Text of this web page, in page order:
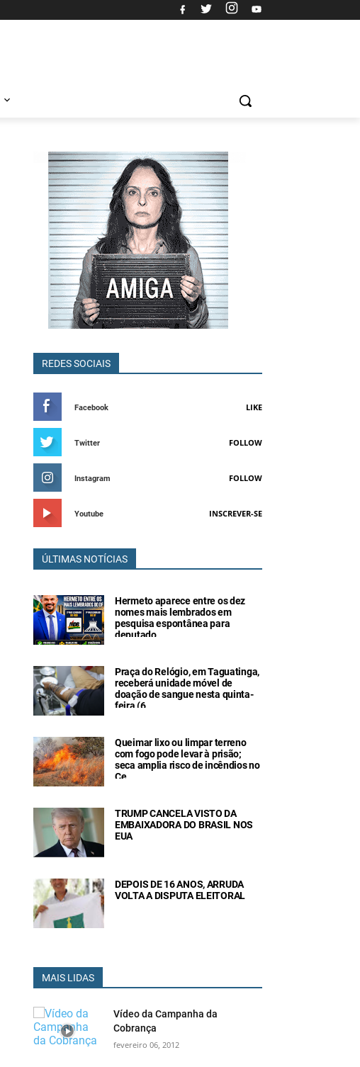
REDES SOCIAIS
Facebook LIKE
Twitter FOLLOW
Instagram FOLLOW
Youtube INSCREVER-SE
ÚLTIMAS NOTÍCIAS
Hermeto aparece entre os dez
nomes mais lembrados em
pesquisa espontânea para
deputado
Praça do Relógio, em Taguatinga,
receberá unidade móvel de
doação de sangue nesta quinta-
feira (6
Queimar lixo ou limpar terreno
com fogo pode levar à prisão;
seca amplia risco de incêndios no
Ce
TRUMP CANCELA VISTO DA
EMBAIXADORA DO BRASIL NOS
EUA
DEPOIS DE 16 ANOS, ARRUDA
VOLTA A DISPUTA ELEITORAL
MAIS LIDAS
Vídeo da Campanha da
Cobrança
fevereiro 06, 2012